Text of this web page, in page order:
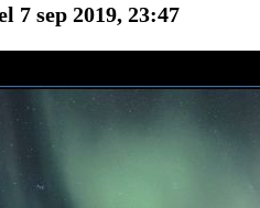
7 sep 2019, 23:47